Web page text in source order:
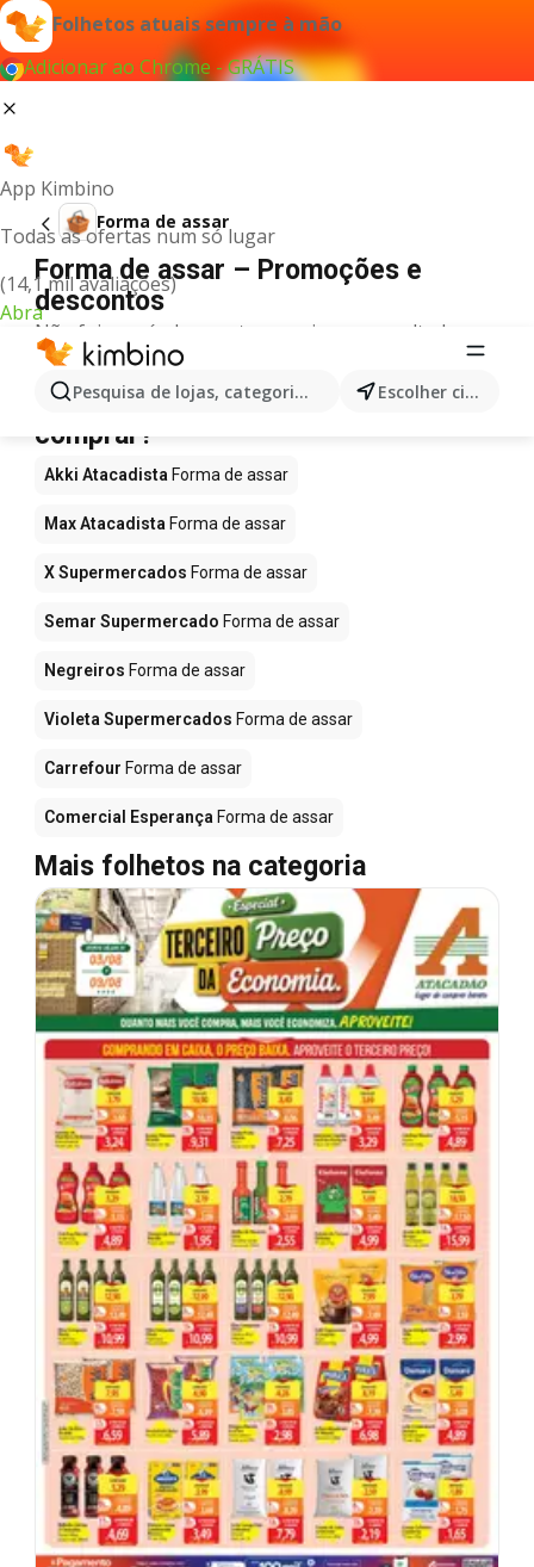
Folhetos atuais sempre à mão
Adicionar ao Chrome - GRÁTIS
App Kimbino
Todas as ofertas num só lugar
(14,1 mil avaliações)
Abra
Pesquisa de lojas, categorias,produtos... Escolher cidade
Forma de assar
Forma de assar – Promoções e
descontos
Não foi possível encontrar quaisquer resultados
para este termo.
Forma de assar em promoção - Onde
comprar?
Akki Atacadista Forma de assar
Max Atacadista Forma de assar
X Supermercados Forma de assar
Semar Supermercado Forma de assar
Negreiros Forma de assar
Violeta Supermercados Forma de assar
Carrefour Forma de assar
Comercial Esperança Forma de assar
Mais folhetos na categoria